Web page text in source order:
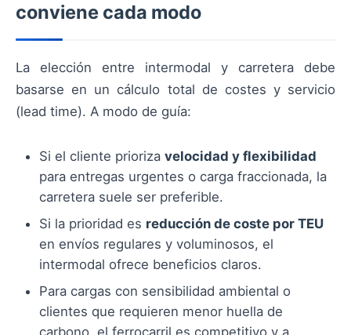
conviene cada modo
La elección entre intermodal y carretera debe
basarse en un cálculo total de costes y servicio
(lead time). A modo de guía:
Si el cliente prioriza velocidad y flexibilidad
para entregas urgentes o carga fraccionada, la
carretera suele ser preferible.
Si la prioridad es reducción de coste por TEU
en envíos regulares y voluminosos, el
intermodal ofrece beneficios claros.
Para cargas con sensibilidad ambiental o
clientes que requieren menor huella de